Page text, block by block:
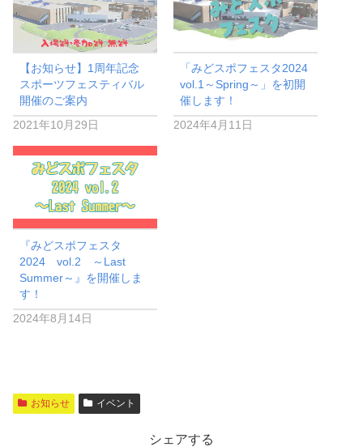
【お知らせ】1周年記念
スポーツフェスティバル
開催のご案内
2021年10月29日
「みどスポフェスタ2024
vol.1～Spring～」を初開
催します！
2024年4月11日
『みどスポフェスタ
2024 vol.2 ～Last
Summer～』を開催しま
す！
2024年8月14日
お知らせ イベント
シェアする